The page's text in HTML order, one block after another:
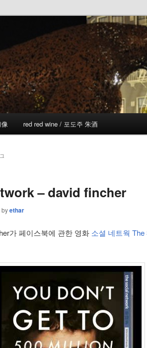
red red wine / 포도주 朱酒
– david fincher
byethar
가 페이스북에 관한 영화 소셜 네트웍